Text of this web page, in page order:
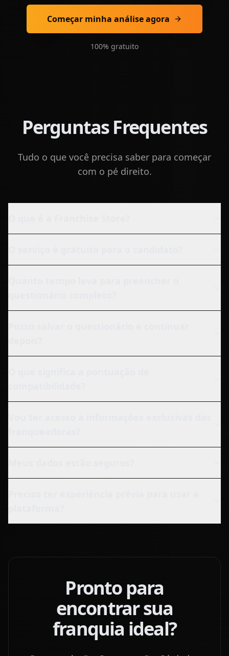
Começar minha análise agora
100% gratuito
Perguntas Frequentes
Tudo o que você precisa saber para começar
com o pé direito.
Pronto para
encontrar sua
franquia ideal?